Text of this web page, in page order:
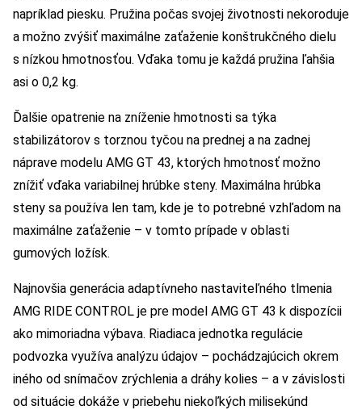
napríklad piesku. Pružina počas svojej životnosti nekoroduje
a možno zvýšiť maximálne zaťaženie konštrukčného dielu
s nízkou hmotnosťou. Vďaka tomu je každá pružina ľahšia
asi o 0,2 kg.
Ďalšie opatrenie na zníženie hmotnosti sa týka
stabilizátorov s torznou tyčou na prednej a na zadnej
náprave modelu AMG GT 43, ktorých hmotnosť možno
znížiť vďaka variabilnej hrúbke steny. Maximálna hrúbka
steny sa používa len tam, kde je to potrebné vzhľadom na
maximálne zaťaženie – v tomto prípade v oblasti
gumových ložísk.
Najnovšia generácia adaptívneho nastaviteľného tlmenia
AMG RIDE CONTROL je pre model AMG GT 43 k dispozícii
ako mimoriadna výbava. Riadiaca jednotka regulácie
podvozka využíva analýzu údajov – pochádzajúcich okrem
iného od snímačov zrýchlenia a dráhy kolies – a v závislosti
od situácie dokáže v priebehu niekoľkých milisekúnd